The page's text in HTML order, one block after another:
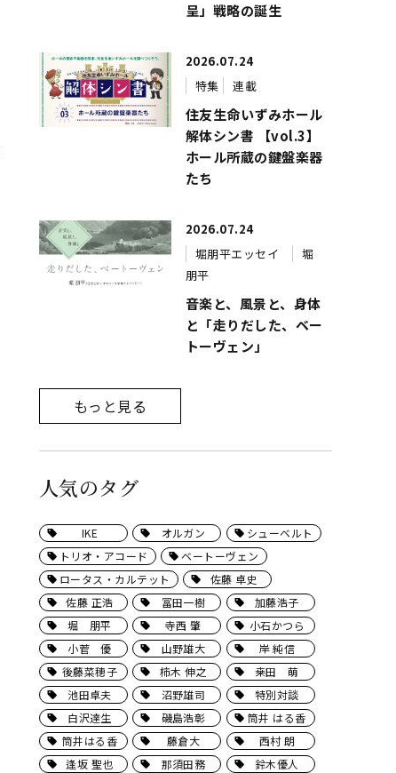
呈」戦略の誕生
2026.07.24
特集
連載
住友生命いずみホール
解体シン書 【vol.3】
ホール所蔵の鍵盤楽器
たち
2026.07.24
堀朋平エッセイ
堀
朋平
音楽と、風景と、身体
と「走りだした、ベー
トーヴェン」
もっと見る
人気のタグ
IKE オルガン
シューベルト
トリオ・アコード
ベートーヴェン
ロータス・カルテット
佐藤 卓史
佐藤 正浩
冨田一樹
加藤浩子
堀 朋平
寺西 肇
小石かつら
小菅 優
山野雄大
岸 純信
後藤菜穂子
柿木 伸之
桒田 萌
池田卓夫
沼野雄司
特別対談
白沢達生
磯島浩彰
筒井 はる香
筒井はる香
藤倉大
西村 朗
逢坂 聖也
那須田務
鈴木優人